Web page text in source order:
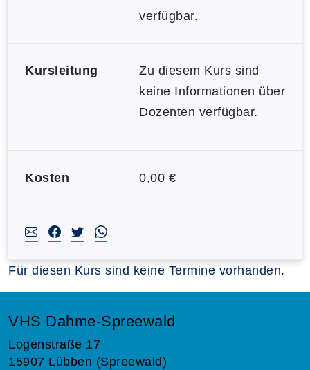
verfügbar.
Kursleitung
Zu diesem Kurs sind
keine Informationen über
Dozenten verfügbar.
Kosten 0,00 €
Für diesen Kurs sind keine Termine vorhanden.
VHS Dahme-Spreewald
Logenstraße 17
15907 Lübben (Spreewald)